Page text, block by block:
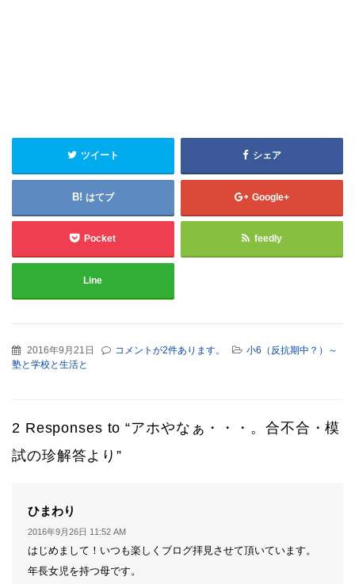
ツイート シェア
はてブ Google+
Pocket feedly
Line
2016年9月21日 コメントが2件あります。
小6（反抗期中？）～
塾と学校と生活と
2 Responses to “アホやなぁ・・・。合不合・模
試の珍解答より”
ひまわり
り:
2016年9月26日 11:52 AM
はじめまして！いつも楽しくブログ拝見させて頂いています。
年長女児を持つ母です。